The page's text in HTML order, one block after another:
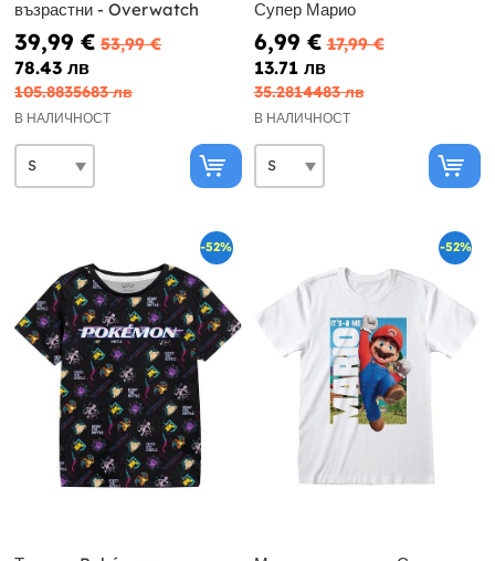
възрастни - Overwatch
39,99 € 53,99 €
78.43 лв
105.8835683 лв
В НАЛИЧНОСТ
Супер Марио
6,99 € 17,99 €
13.71 лв
35.2814483 лв
В НАЛИЧНОСТ
-52% -52%